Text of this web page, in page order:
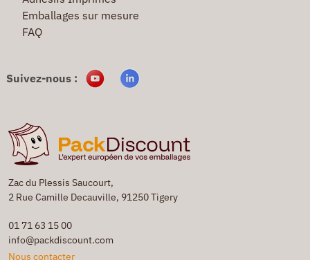
Zac du Plessis Saucourt,
2 Rue Camille Decauville, 91250 Tigery
01 71 63 15 00
info@packdiscount.com
Nous contacter
Emballages sur mesure
FAQ
Suivez-nous :